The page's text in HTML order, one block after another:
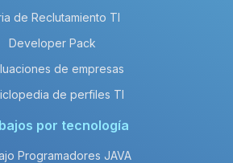
de Reclutamiento TI
Developer Pack
de empresas
de perfiles TI
por tecnología
Programadores JAVA